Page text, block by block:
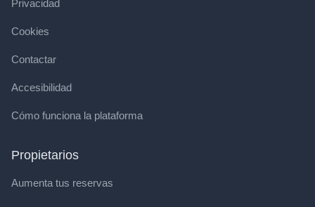
Privacidad
Cookies
Contactar
Accesibilidad
Cómo funciona la plataforma
Propietarios
Aumenta tus reservas